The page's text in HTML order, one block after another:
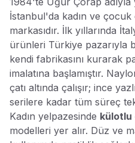
İstanbul'da kadın ve
markasıdır. İlk yıllarında
ürünleri Türkiye pazarıyla
kendi fabrikasını kurarak
imalatına başlamıştır.
çatı altında çalışır; ince
serilere kadar tüm süreç
Kadın yelpazesinde külotlu
modelleri yer alır. Düz ve